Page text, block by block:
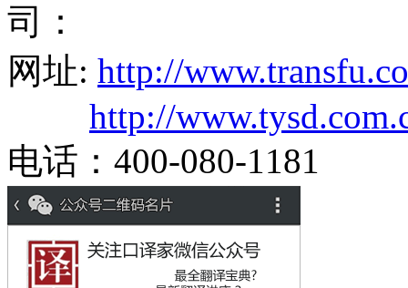
司：
网址: http://
http://
电话：400-080-1181